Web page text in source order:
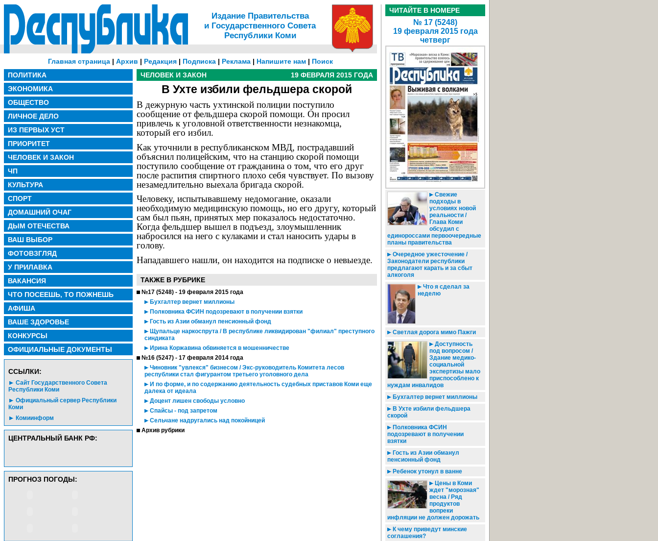
Издание Правительства
и Государственного Совета
Республики Коми
Главная страница | Архив | Редакция | Подписка | Реклама | Напишите нам | Поиск
ПОЛИТИКА
ЭКОНОМИКА
ОБЩЕСТВО
ЛИЧНОЕ ДЕЛО
ИЗ ПЕРВЫХ УСТ
ПРИОРИТЕТ
ЧЕЛОВЕК И ЗАКОН
ЧП
КУЛЬТУРА
СПОРТ
ДОМАШНИЙ ОЧАГ
ДЫМ ОТЕЧЕСТВА
ВАШ ВЫБОР
ФОТОВЗГЛЯД
У ПРИЛАВКА
ВАКАНСИЯ
ЧТО ПОСЕЕШЬ, ТО ПОЖНЕШЬ
АФИША
ВАШЕ ЗДОРОВЬЕ
КОНКУРСЫ
ОФИЦИАЛЬНЫЕ ДОКУМЕНТЫ
CСЫЛКИ:
Сайт Государственного Совета
Республики Коми
Официальный сервер Республики
Коми
Комиинформ
ЦЕНТРАЛЬНЫЙ БАНК РФ:
ПРОГНОЗ ПОГОДЫ:
ЧЕЛОВЕК И ЗАКОН 19 ФЕВРАЛЯ 2015 ГОДА
В Ухте избили фельдшера скорой
В дежурную часть ухтинской полиции поступило
сообщение от фельдшера скорой помощи. Он просил
привлечь к уголовной ответственности незнакомца,
который его избил.
Как уточнили в республиканском МВД, пострадавший
объяснил полицейским, что на станцию скорой помощи
поступило сообщение от гражданина о том, что его друг
после распития спиртного плохо себя чувствует. По вызову
незамедлительно выехала бригада скорой.
Человеку, испытывавшему недомогание, оказали
необходимую медицинскую помощь, но его другу, который
сам был пьян, принятых мер показалось недостаточно.
Когда фельдшер вышел в подъезд, злоумышленник
набросился на него с кулаками и стал наносить удары в
голову.
Нападавшего нашли, он находится на подписке о невыезде.
ТАКЖЕ В РУБРИКЕ
№17 (5248) - 19 февраля 2015 года
Бухгалтер вернет миллионы
Полковника ФСИН подозревают в получении взятки
Гость из Азии обманул пенсионный фонд
Щупальце наркоспрута / В республике ликвидирован "филиал" преступного
синдиката
Ирина Коржавина обвиняется в мошенничестве
№16 (5247) - 17 февраля 2014 года
Чиновник "увлекся" бизнесом / Экс-руководитель Комитета лесов
республики стал фигурантом третьего уголовного дела
И по форме, и по содержанию деятельность судебных приставов Коми еще
далека от идеала
Доцент лишен свободы условно
Спайсы - под запретом
Сельчане надругались над покойницей
Архив рубрики
ЧИТАЙТЕ В НОМЕРЕ
№ 17 (5248)
19 февраля 2015 года
четверг
Свежие
подходы в
условиях новой
реальности /
Глава Коми
обсудил с
единороссами первоочередные
планы правительства
Очередное ужесточение /
Законодатели республики
предлагают карать и за сбыт
алкоголя
Что я сделал за
неделю
Светлая дорога мимо Пажги
Доступность
под вопросом /
Здание медико-
социальной
экспертизы мало
приспособлено к
нуждам инвалидов
Бухгалтер вернет миллионы
В Ухте избили фельдшера
скорой
Полковника ФСИН
подозревают в получении
взятки
Гость из Азии обманул
пенсионный фонд
Ребенок утонул в ванне
Цены в Коми
ждет "морозная"
весна / Ряд
продуктов
вопреки
инфляции не должен дорожать
К чему приведут минские
соглашения?